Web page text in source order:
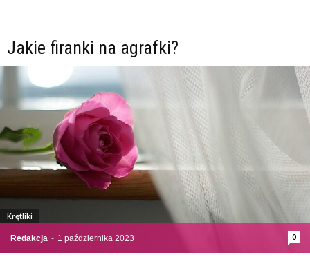
Jakie firanki na agrafki?
Redakcja - 1 października 2023 0
Krętliki